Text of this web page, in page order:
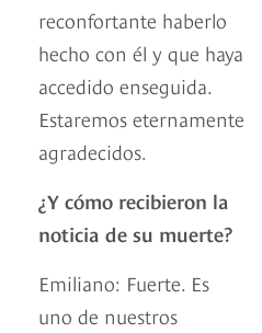
reconfortante haberlo
hecho con él y que haya
accedido enseguida.
Estaremos eternamente
agradecidos.
¿Y cómo recibieron la
noticia de su muerte?
Emiliano: Fuerte. Es
uno de nuestros